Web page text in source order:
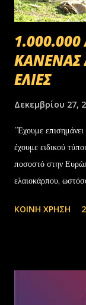
ΚΑΝΕΝΑΣ
ΕΛΙΕΣ
Δεκεμβρίου 27,
΄Έχουμε
έχουμε ειδικού
ποσοστό στην
ελαιοκάρπου,
στην Ελλάδα, πάλι
ΚΟΙΝΉ ΧΡΉΣΗ